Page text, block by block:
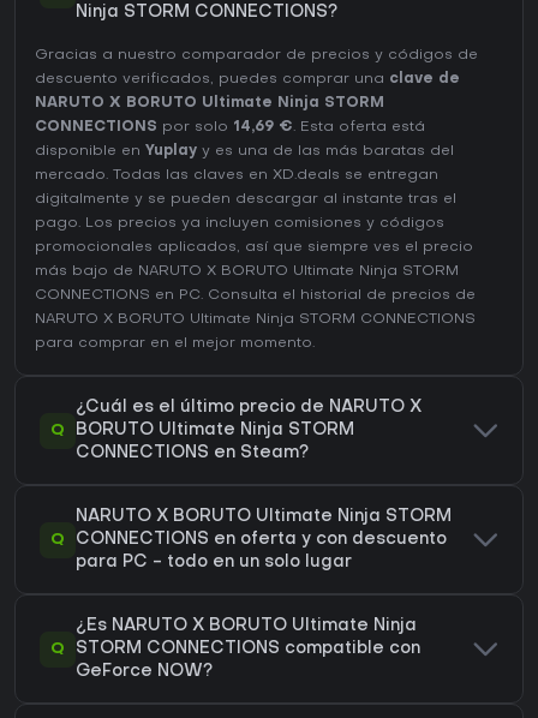
Ninja STORM CONNECTIONS?
Gracias a nuestro comparador de precios y códigos de
descuento verificados, puedes comprar una clave de
NARUTO X BORUTO Ultimate Ninja STORM
CONNECTIONS por solo 14,69 €. Esta oferta está
disponible en Yuplay y es una de las más baratas del
mercado. Todas las claves en XD.deals se entregan
digitalmente y se pueden descargar al instante tras el
pago. Los precios ya incluyen comisiones y códigos
promocionales aplicados, así que siempre ves el precio
más bajo de NARUTO X BORUTO Ultimate Ninja STORM
CONNECTIONS en PC. Consulta el
historial de precios de
NARUTO X BORUTO Ultimate Ninja STORM CONNECTIONS
para comprar en el mejor momento.
Q
¿Cuál es el último precio de NARUTO X
BORUTO Ultimate Ninja STORM
CONNECTIONS en Steam?
Q
NARUTO X BORUTO Ultimate Ninja STORM
CONNECTIONS en oferta y con descuento
para PC - todo en un solo lugar
Q
¿Es NARUTO X BORUTO Ultimate Ninja
STORM CONNECTIONS compatible con
GeForce NOW?